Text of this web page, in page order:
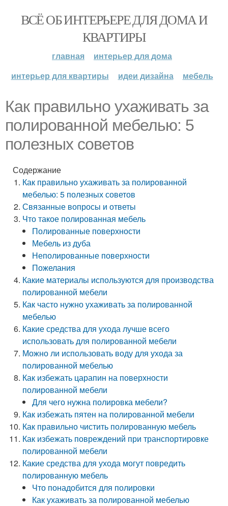
ВСЁ ОБ ИНТЕРЬЕРЕ ДЛЯ ДОМА И
КВАРТИРЫ
главная
интерьер для дома
интерьер для квартиры
идеи дизайна мебель
Как правильно ухаживать за
полированной мебелью: 5
полезных советов
Содержание
Как правильно ухаживать за полированной
мебелью: 5 полезных советов
Связанные вопросы и ответы
Что такое полированная мебель
Полированные поверхности
Мебель из дуба
Неполированные поверхности
Пожелания
Какие материалы используются для производства
полированной мебели
Как часто нужно ухаживать за полированной
мебелью
Какие средства для ухода лучше всего
использовать для полированной мебели
Можно ли использовать воду для ухода за
полированной мебелью
Как избежать царапин на поверхности
полированной мебели
Для чего нужна полировка мебели?
Как избежать пятен на полированной мебели
Как правильно чистить полированную мебель
Как избежать повреждений при транспортировке
полированной мебели
Какие средства для ухода могут повредить
полированную мебель
Что понадобится для полировки
Как ухаживать за полированной мебелью